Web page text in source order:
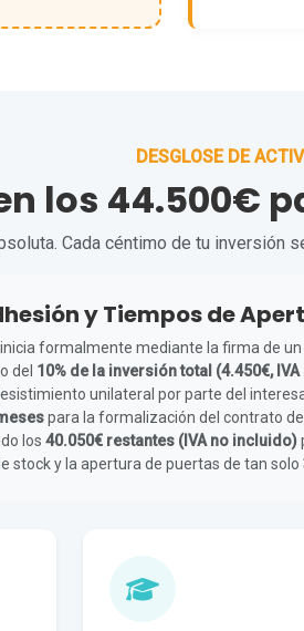
DESGLOSE DE
los 44.500€
Cada céntimo de tu
y Tiempos de
inicia formalmente mediante la firma de un
del 10% de la inversión total (4.450€,
unilateral por parte del
para la formalización del contrato
los 40.050€ restantes (IVA no incluido)
stock y la apertura de puertas de tan solo